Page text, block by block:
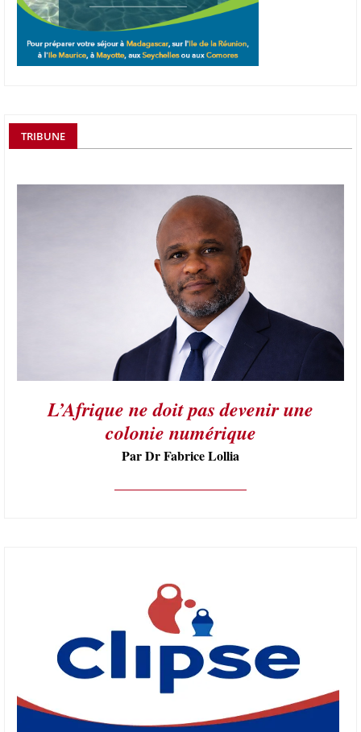
TRIBUNE
L’Afrique ne doit pas devenir une
colonie numérique
Par Dr Fabrice Lollia